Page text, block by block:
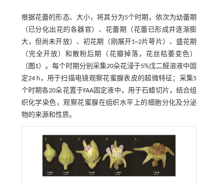
根据花蕾的形态、大小，将其分为5个时期，依次为幼蕾期
（已分化出花的各器官）、花蕾期（花蕾已形成并逐渐膨
大，但尚未开放）、初花期（刚展开1~2片萼片）、盛花期
（完全开放）和散粉后期（花瓣掉落，花丝枯萎变色）
（ 图1）。每个时期分别采集20朵花浸于5%戊二醛溶液中固
定24 h，用于扫描电镜观察花蜜腺表皮的超微特征；采集5
个时期各20朵花置于FAA固定液中，用于石蜡切片，结合组
织化学染色，观察花蜜腺在组织水平上的细胞分化及分泌
物的来源和性质。